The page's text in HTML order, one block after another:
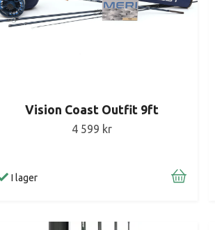
Vision Coast Outfit 9ft
4 599 kr
I lager